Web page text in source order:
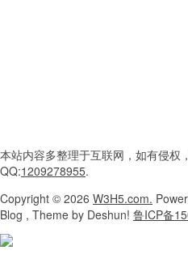
本站内容多整理于互联网， 如有侵权
QQ:1209278955.
Copyright © 2026 W3H5.com.
Blog , Theme by Deshun! 鲁ICP备